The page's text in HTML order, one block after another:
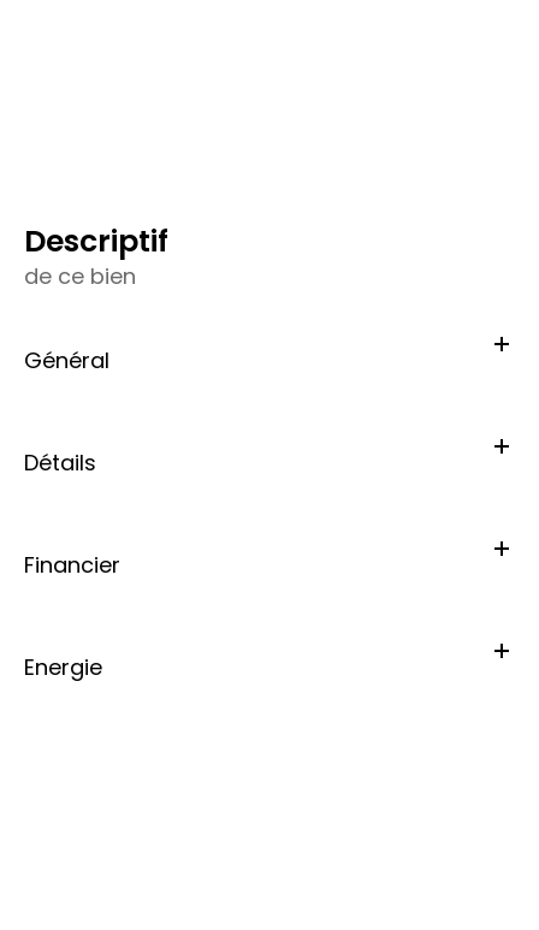
descriptif
de ce bien
Général
Détails
Financier
Energie